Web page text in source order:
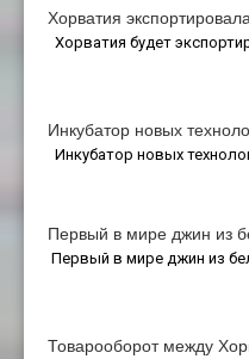
Хорватия
Хорватия будет
Инкубатор новых
Инкубатор новых
Первый в мире джин из
Первый в мире джин из
Товарооборот между